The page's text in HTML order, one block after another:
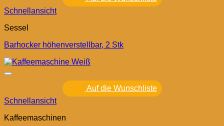
Schnellansicht
Sessel
Barhocker höhenverstellbar, 2 Stk
Auf die Wunschliste
Schnellansicht
Kaffeemaschinen